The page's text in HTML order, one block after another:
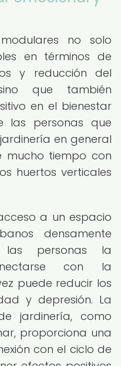
no solo
en términos de
y reducción del
que también
en el bienestar
las personas que
en general
mucho tiempo con
huertos verticales
a un espacio
densamente
personas la
con la
puede reducir los
y depresión. La
jardinería, como
proporciona una
con el ciclo de